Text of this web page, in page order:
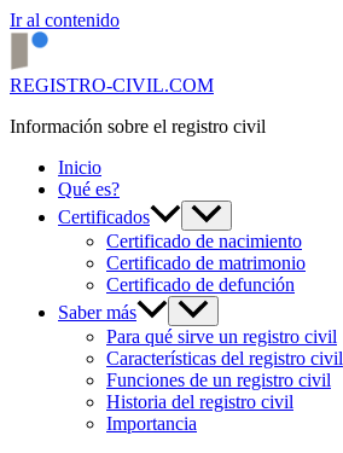
Ir al contenido
REGISTRO-CIVIL.COM
Información sobre el registro civil
Inicio
Qué es?
Certificados
Certificado de nacimiento
Certificado de matrimonio
Certificado de defunción
Saber más
Para qué sirve un registro civil
Características del registro civil
Funciones de un registro civil
Historia del registro civil
Importancia